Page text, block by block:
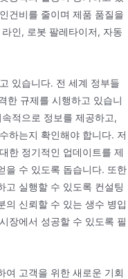
건비를 줄이며 제품 품질을
인, 로봇 팔레타이저, 자동
있습니다. 전 세계 정부들
한 규제를 시행하고 있습니
적으로 정보를 제공하고,
하는지 확인해야 합니다. 저
한 정기적인 업데이트를 제
을 수 있도록 돕습니다. 또한
고 실행할 수 있도록 컨설팅
의 신뢰할 수 있는 생수 병입
장에서 성공할 수 있도록 필
여 고객을 위한 새로운 기회